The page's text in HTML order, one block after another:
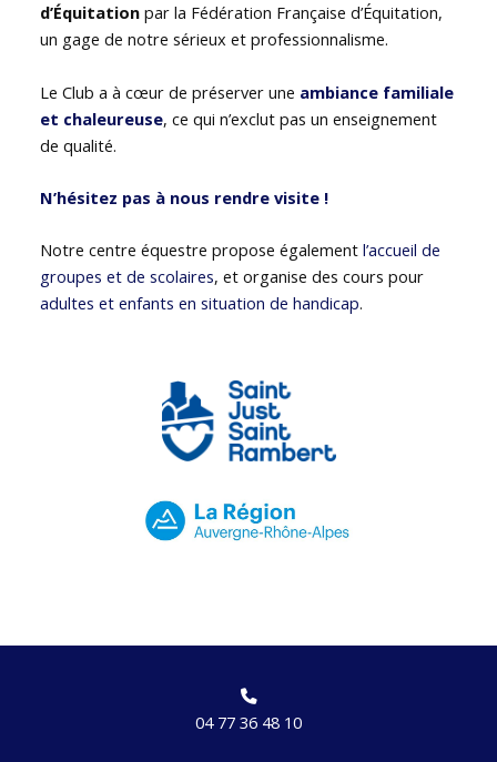
d’Équitation par la Fédération Française d’Équitation,
un gage de notre sérieux et professionnalisme.
Le Club a à cœur de préserver une ambiance familiale
et chaleureuse, ce qui n’exclut pas un enseignement
de qualité.
N’hésitez pas à nous rendre visite !
Notre centre équestre propose égalementl’accueil de
groupes et de scolaires, et organise des cours pour
adultes et enfants en situation de handicap.
04 77 36 48 10